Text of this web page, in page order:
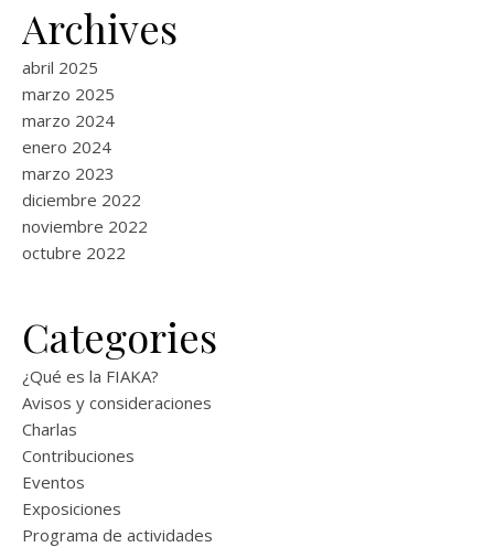
Archives
abril 2025
marzo 2025
marzo 2024
enero 2024
marzo 2023
diciembre 2022
noviembre 2022
octubre 2022
Categories
¿Qué es la FIAKA?
Avisos y consideraciones
Charlas
Contribuciones
Eventos
Exposiciones
Programa de actividades